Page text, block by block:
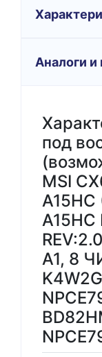
Аналоги
под
MSI
A15HC
A15HC
A1, 8